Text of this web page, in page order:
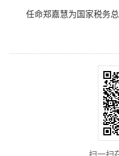
任命郑嘉慧为国家税务